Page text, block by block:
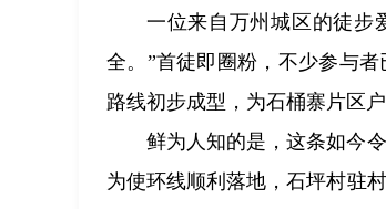
一位来自万州城区的徒步
全。”首徒即圈粉，不少参与
路线初步成型，为石桶寨片区
鲜为人知的是，这条如今
为使环线顺利落地，石坪村驻